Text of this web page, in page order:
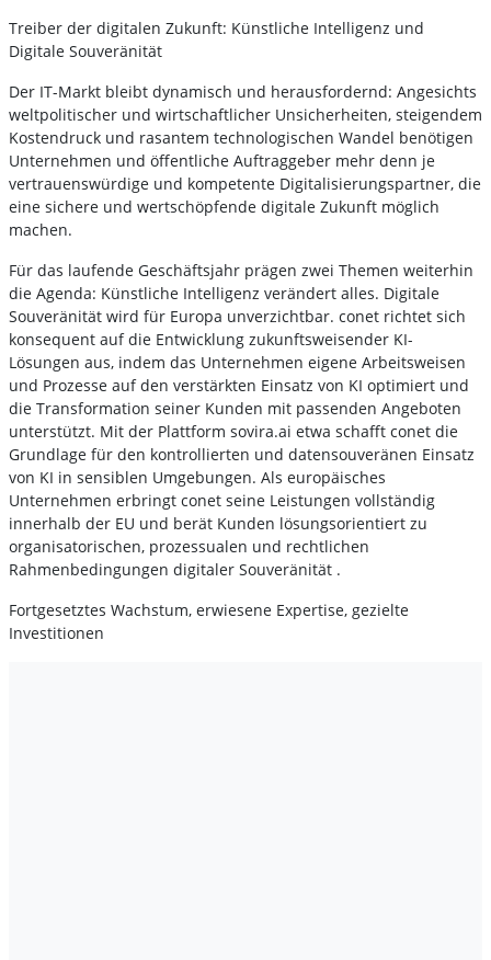
Treiber der digitalen Zukunft: Künstliche Intelligenz und
Digitale Souveränität
Der IT-Markt bleibt dynamisch und herausfordernd: Angesichts
weltpolitischer und wirtschaftlicher Unsicherheiten, steigendem
Kostendruck und rasantem technologischen Wandel benötigen
Unternehmen und öffentliche Auftraggeber mehr denn je
vertrauenswürdige und kompetente Digitalisierungspartner, die
eine sichere und wertschöpfende digitale Zukunft möglich
machen.
Für das laufende Geschäftsjahr prägen zwei Themen weiterhin
die Agenda: Künstliche Intelligenz verändert alles. Digitale
Souveränität wird für Europa unverzichtbar. conet richtet sich
konsequent auf die Entwicklung zukunftsweisender KI-
Lösungen aus, indem das Unternehmen eigene Arbeitsweisen
und Prozesse auf den verstärkten Einsatz von KI optimiert und
die Transformation seiner Kunden mit passenden Angeboten
unterstützt. Mit der Plattform sovira.ai etwa schafft conet die
Grundlage für den kontrollierten und datensouveränen Einsatz
von KI in sensiblen Umgebungen. Als europäisches
Unternehmen erbringt conet seine Leistungen vollständig
innerhalb der EU und berät Kunden lösungsorientiert zu
organisatorischen, prozessualen und rechtlichen
Rahmenbedingungen digitaler Souveränität .
Fortgesetztes Wachstum, erwiesene Expertise, gezielte
Investitionen